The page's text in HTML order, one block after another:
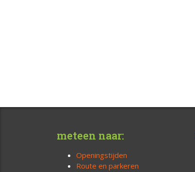
meteen naar:
Openingstijden
Route en parkeren